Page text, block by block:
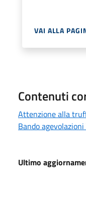
VAI ALLA
Contenuti
Attenzione alla
Bando
Ultimo